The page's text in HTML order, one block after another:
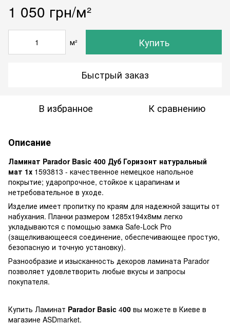
1 050 грн/м²
м² Купить
Быстрый заказ
В избранное К сравнению
Описание
Ламинат Parador Basic 400 Дуб Горизонт натуральный
мат 1х 1593813 - качественное немецкое напольное
покрытие; ударопрочное, стойкое к царапинам и
нетребовательное в уходе.
Изделие имеет пропитку по краям для надежной защиты от
набухания. Планки размером 1285х194х8мм легко
укладываются с помощью замка Safe-Lock Pro
(защелкивающееся соединение, обеспечивающее простую,
безопасную и точную установку).
Разнообразие и изысканность декоров ламината Parador
позволяет удовлетворить любые вкусы и запросы
покупателя.
Купить Ламинат Parador Basic 400 вы можете в Киеве в
магазине ASDmarket.